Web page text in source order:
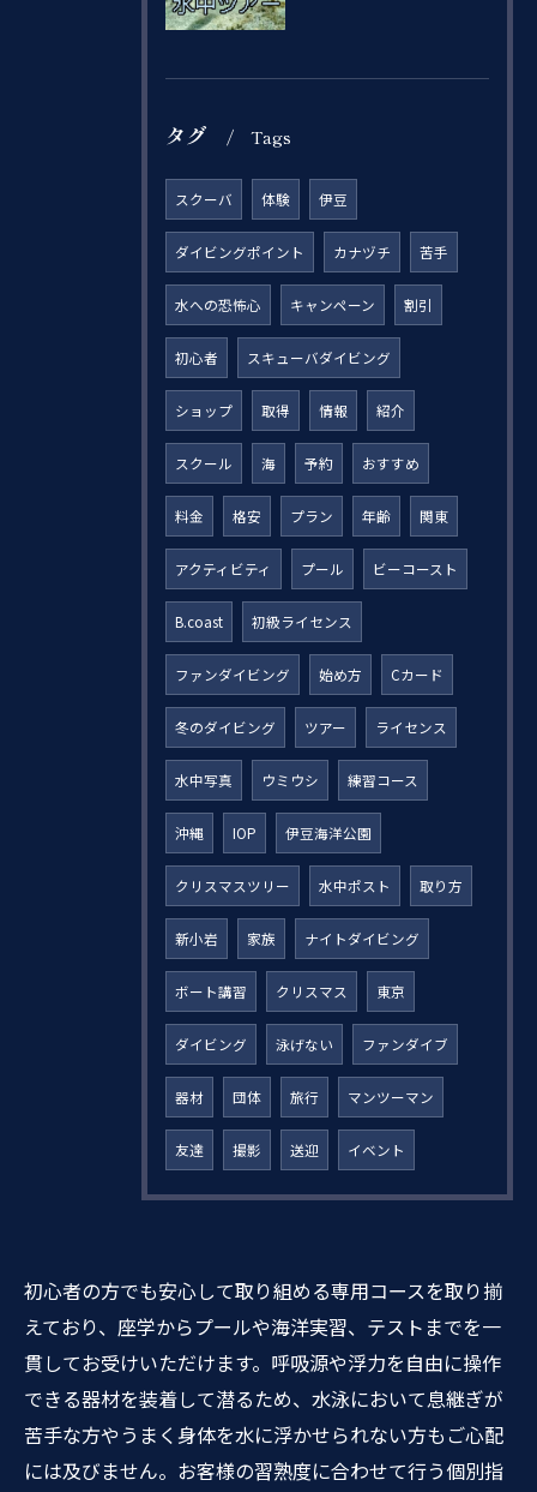
タグ Tags
スクーバ 体験 伊豆
ダイビングポイント カナヅチ 苦手
水への恐怖心 キャンペーン 割引
初心者 スキューバダイビング
ショップ 取得 情報 紹介
スクール 海 予約 おすすめ
料金 格安 プラン 年齢 関東
アクティビティ プール ビーコースト
B.coast 初級ライセンス
ファンダイビング 始め方 Cカード
冬のダイビング ツアー ライセンス
水中写真 ウミウシ 練習コース
沖縄 IOP 伊豆海洋公園
クリスマスツリー 水中ポスト 取り方
新小岩 家族 ナイトダイビング
ボート講習 クリスマス 東京
ダイビング 泳げない ファンダイブ
器材 団体 旅行 マンツーマン
友達 撮影 送迎 イベント
初心者の方でも安心して取り組める専用コースを取り揃
えており、座学からプールや海洋実習、テストまでを一
貫してお受けいただけます。呼吸源や浮力を自由に操作
できる器材を装着して潜るため、水泳において息継ぎが
苦手な方やうまく身体を水に浮かせられない方もご心配
には及びません。お客様の習熟度に合わせて行う個別指